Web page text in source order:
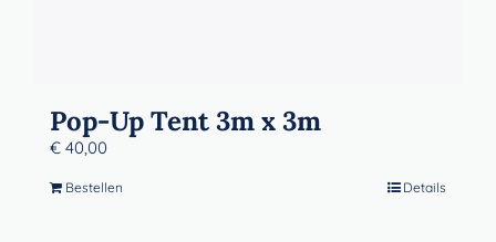
Pop-Up Tent 3m x 3m
€ 40,00
Bestellen Details